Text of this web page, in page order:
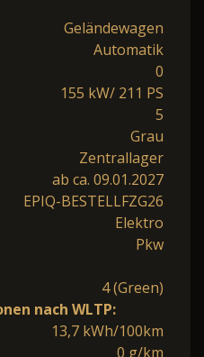
Geländewagen
Automatik
0
155 kW/ 211 PS
5
Grau
Zentrallager
ab ca. 09.01.2027
EPIQ-BESTELLFZG26
Elektro
Pkw
4 (Green)
nach WLTP:
13,7 kWh/100km
0 g/km